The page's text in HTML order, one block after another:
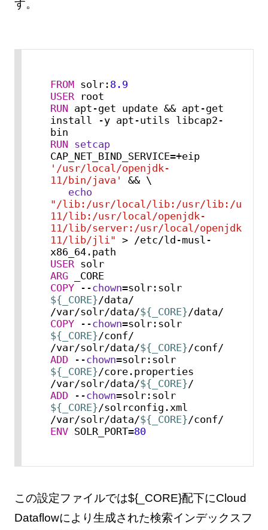
す。
FROM solr: 8.9
USER
RUN apt-get update && apt-get
install -y apt-utils libcap2-
bin
RUN setcap
CAP_NET_BIND_SERVICE=+eip
'/usr/local/openjdk-
11/bin/java'
&& \
echo
"/lib:/usr/local/lib:/usr/lib:/usr/
11/lib:/usr/local/openjdk-
11/lib/server:/usr/local/openjdk-
11/lib/jli" > /etc/ld-musl-
x86_64.path
USER
solr
ARG
_CORE
COPY --chown
=solr:solr
${_CORE}/data/
/var/solr/data/${_CORE}/data/
COPY --chown
=solr:solr
${_CORE}/conf/
/var/solr/data/${_CORE}/conf/
ADD --chown
=solr:solr
${_CORE}/core.properties
/var/solr/data/${_CORE}/
ADD --chown
=solr:solr
${_CORE}/solrconfig.xml
/var/solr/data/${_CORE}/conf/
ENV SOLR_PORT=80
この設定ファイルでは${_CORE}配下にCloud
Dataflowにより生成された検索インデックスフ